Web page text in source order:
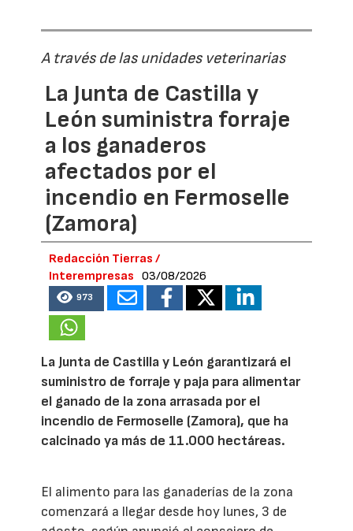
A través de las unidades veterinarias
La Junta de Castilla y
León suministra forraje
a los ganaderos
afectados por el
incendio en Fermoselle
(Zamora)
Redacción Tierras /
Interempresas
03/08/2026
973
La Junta de Castilla y León garantizará el
suministro de forraje y paja para alimentar
el ganado de la zona arrasada por el
incendio de Fermoselle (Zamora), que ha
calcinado ya más de 11.000 hectáreas.
El alimento para las ganaderías de la zona
comenzará a llegar desde hoy lunes, 3 de